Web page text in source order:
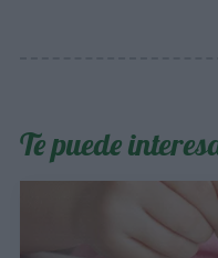
Te puede